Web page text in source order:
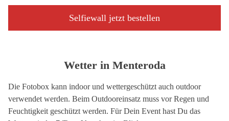
Selfiewall jetzt bestellen
Wetter in Menteroda
Die Fotobox kann indoor und wettergeschützt auch outdoor
verwendet werden. Beim Outdooreinsatz muss vor Regen und
Feuchtigkeit geschützt werden. Für Dein Event hast Du das